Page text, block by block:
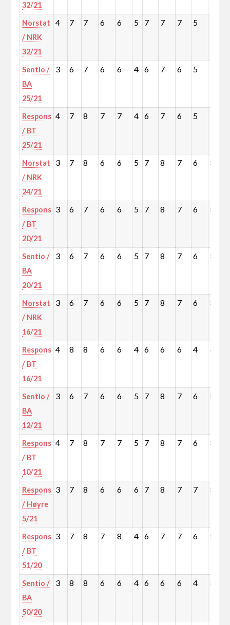
32/21
Norstat
/ NRK
32/21
4 7 7 6 6 5 7 7 7 5
Sentio /
BA
25/21
3 6 7 6 6 4 6 7 6 5
Respons
/ BT
25/21
4 7 8 7 7 4 6 7 6 5
Norstat
/ NRK
24/21
3 7 8 6 6 5 7 8 7 6 8
Respons
/ BT
20/21
3 6 7 6 6 5 7 8 7 6 8
Sentio /
BA
20/21
3 6 7 6 6 5 7 8 7 6 8
Norstat
/ NRK
16/21
3 6 7 6 6 5 7 8 7 6 8
Respons
/ BT
16/21
4 8 8 6 6 4 6 6 6 4 6
Sentio /
BA
12/21
3 6 7 6 6 5 7 8 7 6 8
Respons
/ BT
10/21
4 7 8 7 7 5 7 8 7 6 8
Respons
/ Høyre
5/21
3 7 8 6 6 6 7 8 7 7 8
Respons
/ BT
51/20
3 7 8 7 8 4 6 7 7 6 8
Sentio /
BA
50/20
3 8 8 6 6 4 6 6 6 4 6